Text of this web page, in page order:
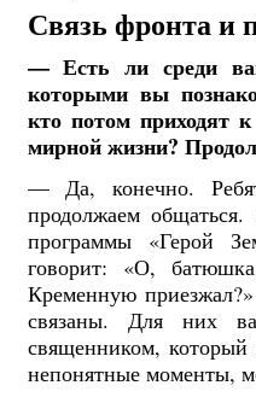
Связь фронта и
— Есть ли среди
которыми вы
кто потом приходят
мирной жизни?
— Да, конечно.
продолжаем общаться.
программы «Герой
говорит: «О,
Кременную
связаны. Для них
священником, который
непонятные моменты,